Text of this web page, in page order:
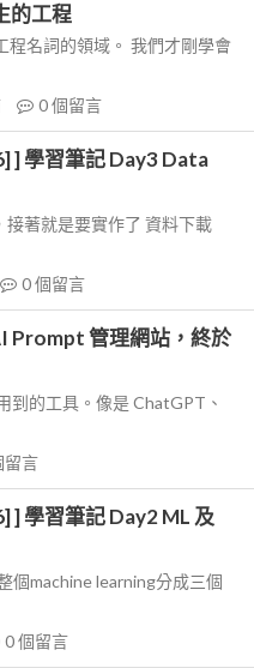
的工程
名詞的領域。 我們才剛學會
0個留言
] 學習筆記 Day3 Data
著就是要實作了 資料下載
0個留言
Prompt 管理網站，終於
到的工具。像是 ChatGPT、
留言
學習筆記 Day2 ML 及
個machine learning分成三個
0個留言